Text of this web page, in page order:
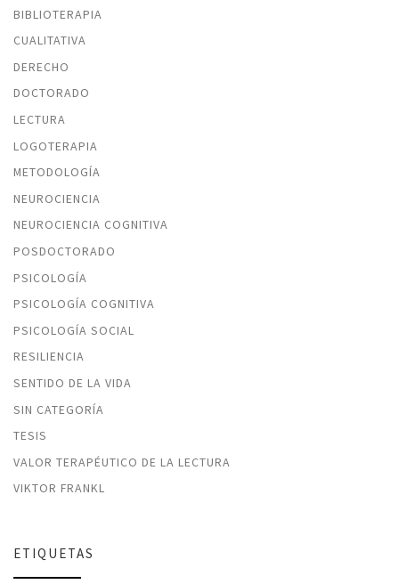
BIBLIOTERAPIA
CUALITATIVA
DERECHO
DOCTORADO
LECTURA
LOGOTERAPIA
METODOLOGÍA
NEUROCIENCIA
NEUROCIENCIA COGNITIVA
POSDOCTORADO
PSICOLOGÍA
PSICOLOGÍA COGNITIVA
PSICOLOGÍA SOCIAL
RESILIENCIA
SENTIDO DE LA VIDA
SIN CATEGORÍA
TESIS
VALOR TERAPÉUTICO DE LA LECTURA
VIKTOR FRANKL
ETIQUETAS